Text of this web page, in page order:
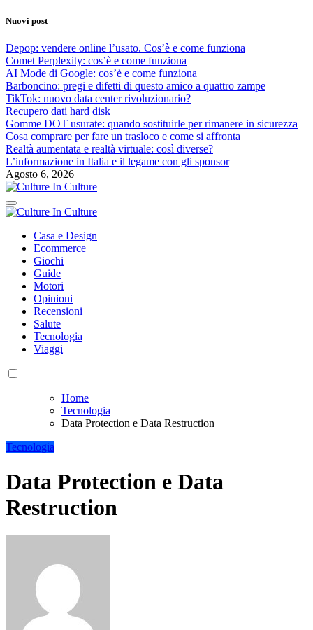
Skip
content
Nuovi post
Depop: vendere online l’usato. Cos’è e come funziona
Comet Perplexity: cos’è e come funziona
AI Mode di Google: cos’è e come funziona
Barboncino: pregi e difetti di questo amico a quattro zampe
TikTok: nuovo data center rivoluzionario?
Recupero dati hard disk
Gomme DOT usurate: quando sostituirle per rimanere in sicurezza
Cosa comprare per fare un trasloco e come si affronta
Realtà aumentata e realtà virtuale: così diverse?
L’informazione in Italia e il legame con gli sponsor
Agosto 6, 2026
Culture In Culture
Casa e Design
Ecommerce
Giochi
Guide
Motori
Opinioni
Recensioni
Salute
Tecnologia
Viaggi
Home
Tecnologia
Data Protection e Data Restruction
Tecnologia
Data Protection e Data
Restruction